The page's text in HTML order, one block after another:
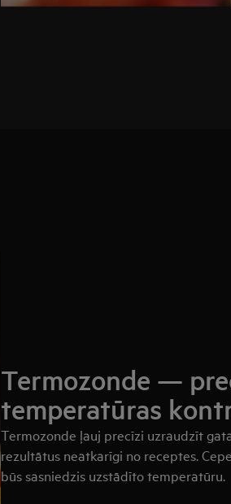
Termozonde —
temperatūras
Termozonde ļauj precīzi uzraudzīt
rezultātus neatkarīgi no receptes.
būs sasniedzis uzstādīto temperatūru.